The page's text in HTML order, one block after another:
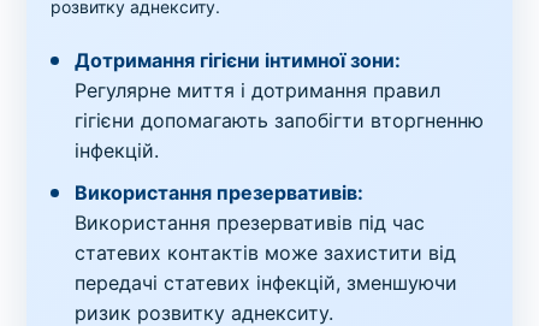
розвитку аднекситу.
Дотримання гігієни інтимної зони:
Регулярне миття і дотримання правил
гігієни допомагають запобігти вторгненню
інфекцій.
Використання презервативів:
Використання презервативів під час
статевих контактів може захистити від
передачі статевих інфекцій, зменшуючи
ризик розвитку аднекситу.